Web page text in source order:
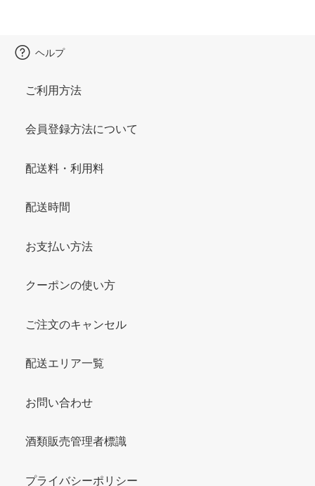
ヘルプ
ご利用方法
会員登録方法について
配送料・利用料
配送時間
お支払い方法
クーポンの使い方
ご注文のキャンセル
配送エリア一覧
お問い合わせ
酒類販売管理者標識
プライバシーポリシー